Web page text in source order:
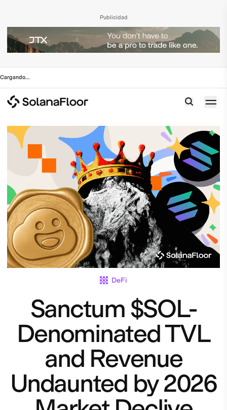
Publicidad
Cargando...
DeFi
Sanctum $SOL-
Denominated TVL
and Revenue
Undaunted by 2026